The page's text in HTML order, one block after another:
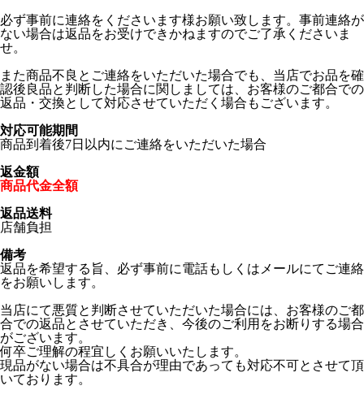
必ず事前に連絡をくださいます様お願い致します。事前連絡が
ない場合は返品をお受けできかねますのでご了承くださいま
せ。
また商品不良とご連絡をいただいた場合でも、当店でお品を確
認後良品と判断した場合に関しましては、お客様のご都合での
返品・交換として対応させていただく場合もございます。
対応可能期間
商品到着後7日以内にご連絡をいただいた場合
返金額
商品代金全額
返品送料
店舗負担
備考
返品を希望する旨、必ず事前に電話もしくはメールにてご連絡
をお願いします。
当店にて悪質と判断させていただいた場合には、お客様のご都
合での返品とさせていただき、今後のご利用をお断りする場合
がございます。
何卒ご理解の程宜しくお願いいたします。
現品がない場合は不具合が理由であっても対応不可とさせて頂
いております。